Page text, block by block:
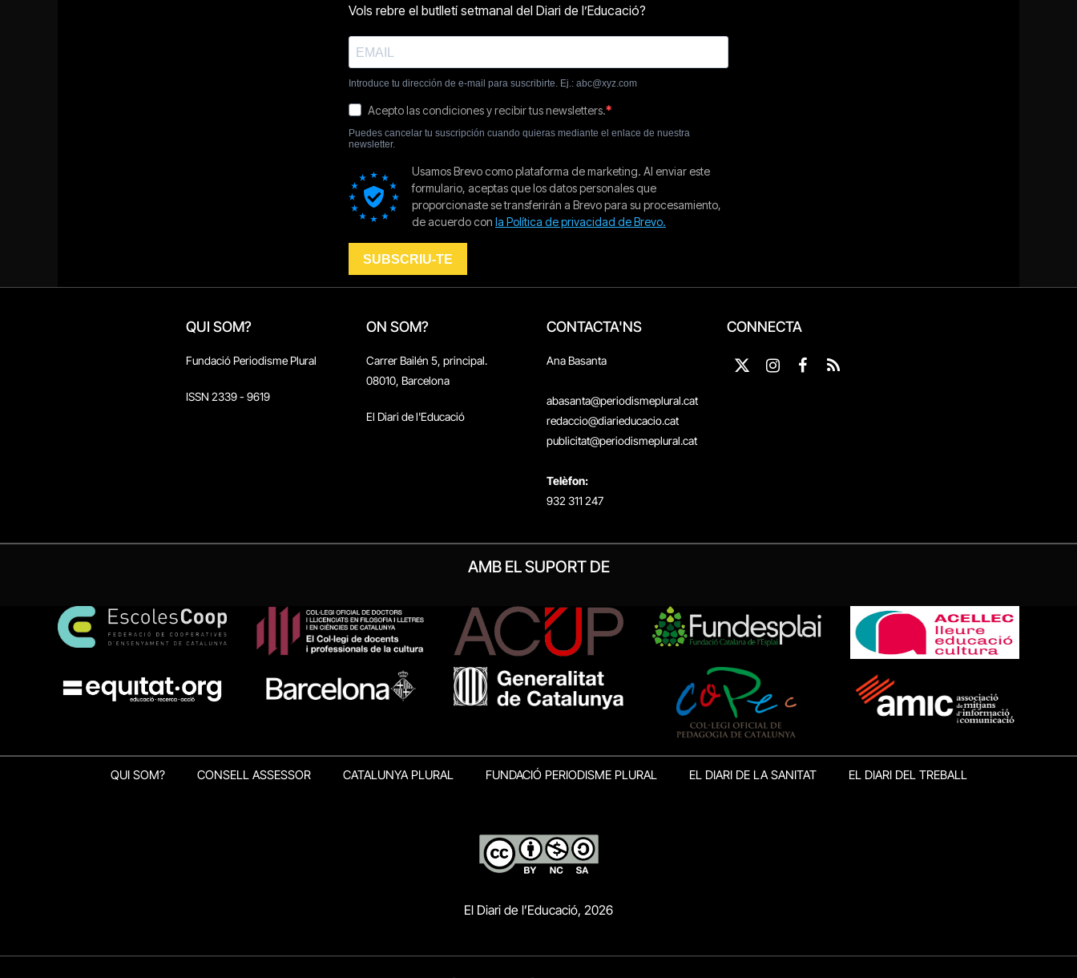
QUI SOM?
Fundació Periodisme Plural
ISSN 2339 - 9619
ON SOM?
Carrer Bailén 5, principal.
08010, Barcelona
El Diari de l'Educació
CONTACTA'NS
Ana Basanta
abasanta@periodismeplural.cat
redaccio@diarieducacio.cat
publicitat@periodismeplural.cat
Telèfon:
932 311 247
CONNECTA
X
Instagram
Facebook
RSS
AMB EL SUPORT DE
QUI SOM? CONSELL ASSESSOR CATALUNYA PLURAL FUNDACIÓ PERIODISME PLURAL EL DIARI DE LA SANITAT EL DIARI DEL TREBALL
El Diari de l’Educació, 2026